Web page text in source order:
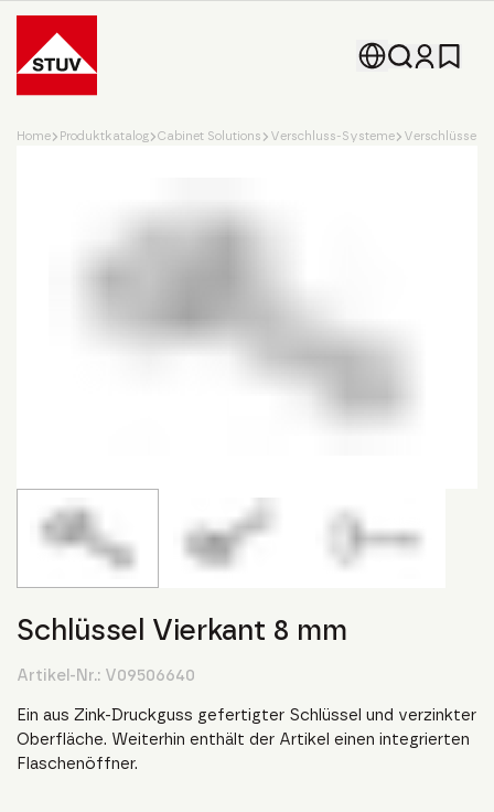
Go To the Homepage
Home Produktkatalog Cabinet Solutions Verschluss-Systeme Verschlüsse
Schlüssel Vierkant 8 mm
Artikel-Nr.: V09506640
Ein aus Zink-Druckguss gefertigter Schlüssel und verzinkter
Oberfläche. Weiterhin enthält der Artikel einen integrierten
Flaschenöffner.